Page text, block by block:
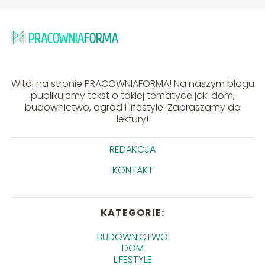
Witaj na stronie PRACOWNIAFORMA! Na naszym blogu
publikujemy tekst o takiej tematyce jak: dom,
budownictwo, ogród i lifestyle. Zapraszamy do
lektury!
REDAKCJA
KONTAKT
KATEGORIE:
BUDOWNICTWO
DOM
LIFESTYLE